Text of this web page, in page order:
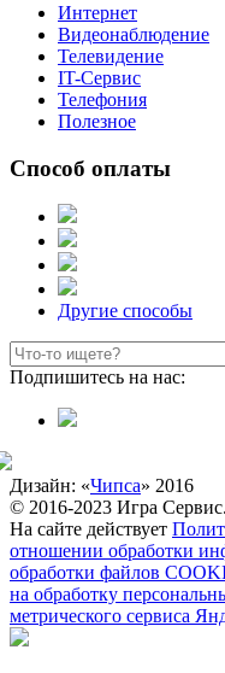
Интернет
Видеонаблюдение
Телевидение
IT-Сервис
Телефония
Полезное
Способ оплаты
Другие способы
Подпишитесь на нас:
Дизайн: «Чипса» 2016
© 2016-2023 Игра
На сайте действует
отношении обработки
обработки файлов
на обработку
метрического сервиса